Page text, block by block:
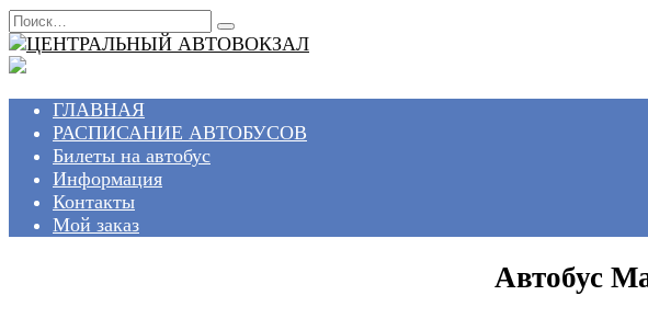
Перейти
к
содержанию
Search
for:
ГЛАВНАЯ
РАСПИСАНИЕ АВТОБУСОВ
Билеты на автобус
Информация
Контакты
Мой заказ
Автобус